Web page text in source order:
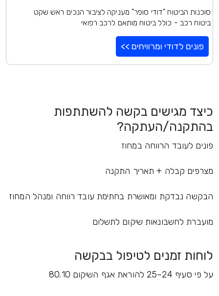
סוכנות הביטוח "דודי סופר" מעניקה לציבור הנכים ראש שקט
ביטוח רכב - כולל ביטוח מותאם לרכב רפואי
פונים לדודי ומרוויחים >>
כיצד מגישים בקשה להשתתפות
בהתקנה/העתקה?
פונים לעובד הרווחה במחוז
מצרפים קבלה + תאריך התקנה
הבקשה נבדקת ומאושרת בחתימת עובד רווחה ומנהל המחוז
מועברת לחשבונאות שיקום לתשלום
לוחות זמנים לטיפול בבקשה
על פי סעיף 24–25 להוראת אגף השיקום 80.10